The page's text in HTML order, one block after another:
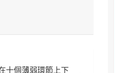
十個薄弱環節上下